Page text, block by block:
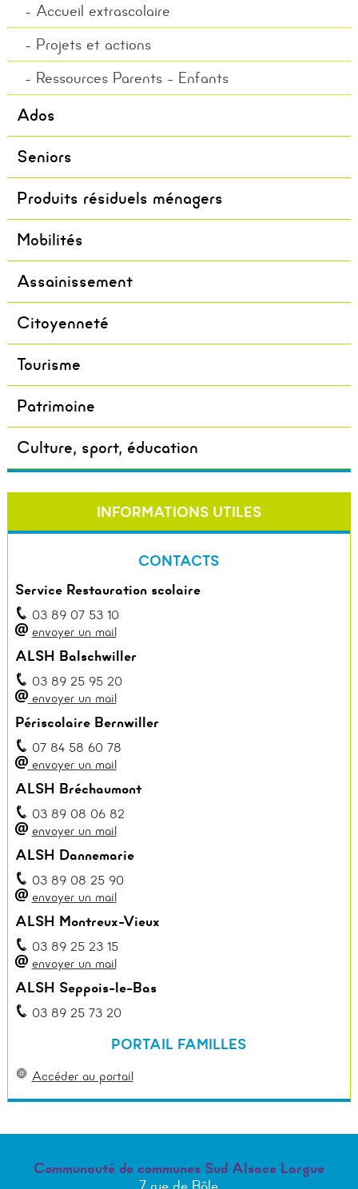
Accueil extrascolaire
Projets et actions
Ressources Parents - Enfants
Ados
Seniors
Produits résiduels ménagers
Mobilités
Assainissement
Citoyenneté
Tourisme
Patrimoine
Culture, sport, éducation
INFORMATIONS UTILES
CONTACTS
Service Restauration scolaire
03 89 07 53 10
envoyer un mail
ALSH Balschwiller
03 89 25 95 20
envoyer un mail
Périscolaire Bernwiller
07 84 58 60 78
envoyer un mail
ALSH Bréchaumont
03 89 08 06 82
envoyer un mail
ALSH Dannemarie
03 89 08 25 90
envoyer un mail
ALSH Montreux-Vieux
03 89 25 23 15
envoyer un mail
ALSH Seppois-le-Bas
03 89 25 73 20
PORTAIL FAMILLES
Accéder au portail
Communauté de communes Sud Alsace Largue